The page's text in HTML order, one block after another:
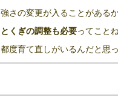
強さの変更が入ることがあるか
とくぎの調整も必要ってこと
都度育て直しがいるんだと思